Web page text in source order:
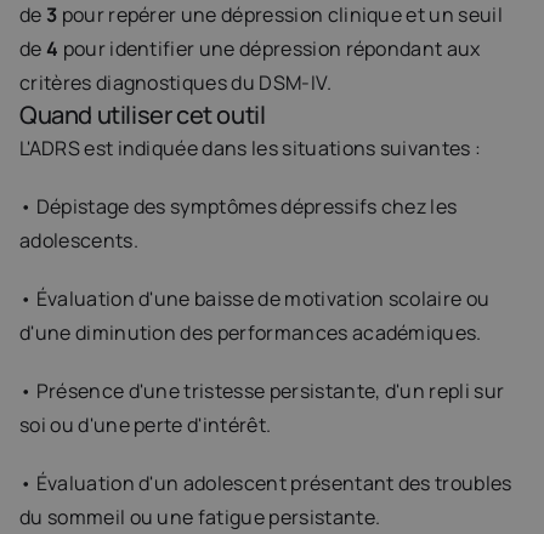
de 3 pour repérer une dépression clinique et un seuil
de 4 pour identifier une dépression répondant aux
critères diagnostiques du DSM-IV.
Quand utiliser cet outil
L'ADRS est indiquée dans les situations suivantes :
• Dépistage des symptômes dépressifs chez les
adolescents.
• Évaluation d'une baisse de motivation scolaire ou
d'une diminution des performances académiques.
• Présence d'une tristesse persistante, d'un repli sur
soi ou d'une perte d'intérêt.
• Évaluation d'un adolescent présentant des troubles
du sommeil ou une fatigue persistante.